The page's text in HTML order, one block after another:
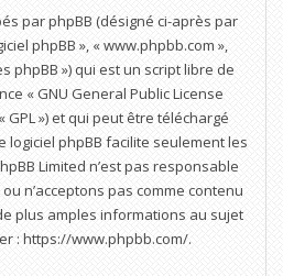
par phpBB (désigné ci-après par
phpBB », « www.phpbb.com »,
phpBB ») qui est un script libre de
«GNU General Public License
GPL ») et qui peut être téléchargé
logiciel phpBB facilite seulement les
Limited n’est pas responsable
n’acceptons pas comme contenu
plus amples informations au sujet
: https://www.phpbb.com/.